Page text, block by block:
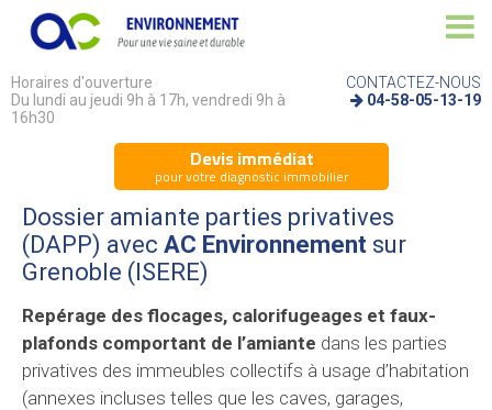
Horaires d'ouverture
Du lundi au jeudi 9h à 17h, vendredi 9h à
16h30
CONTACTEZ-NOUS
04-58-05-13-19
Devis immédiat
pour votre diagnostic immobilier
Dossier amiante parties privatives
(DAPP) avec AC Environnement sur
Grenoble (ISERE)
Repérage des flocages, calorifugeages et faux-
plafonds comportant de l’amiante dans les parties
privatives des immeubles collectifs à usage d’habitation
(annexes incluses telles que les caves, garages,